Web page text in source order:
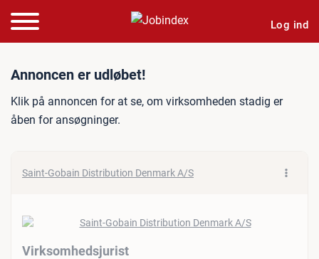
Log ind
Jobannonce:
Annoncen er udløbet!
Klik på annoncen for at se, om virksomheden stadig er
åben for ansøgninger.
Saint-Gobain Distribution Denmark A/S
Virksomhedsjurist